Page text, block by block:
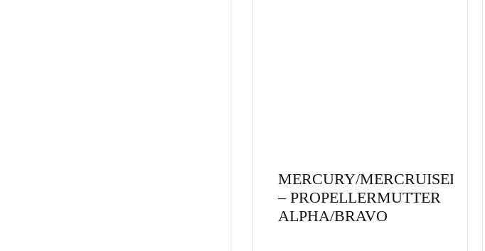
MERCURY/MERCRUISER
– PROPELLERMUTTER
ALPHA/BRAVO